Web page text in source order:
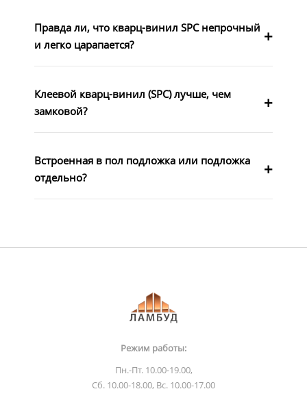
Правда ли, что кварц-винил SPC непрочный
и легко царапается?
Клеевой кварц-винил (SPC) лучше, чем
замковой?
Встроенная в пол подложка или подложка
отдельно?
Режим работы:
Пн.-Пт. 10.00-19.00,
Сб. 10.00-18.00, Вс. 10.00-17.00